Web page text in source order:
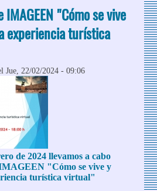
Hotelera"Cómo se vive
experiencia turística
Jue, 22/02/2024 - 09:06
de 2024 llevamos a cabo
"Cómo se vive y
turística virtual"